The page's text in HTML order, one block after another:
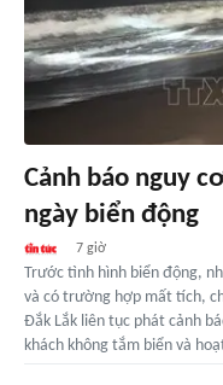
Cảnh báo nguy
ngày biển động
7 giờ
Trước tình hình biển động,
và có trường hợp mất tích,
Đắk Lắk liên tục phát cảnh
khách không tắm biển và